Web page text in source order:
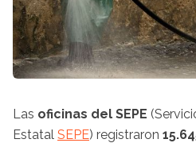
Las oficinas del SEPE
Estatal SEPE) registraron